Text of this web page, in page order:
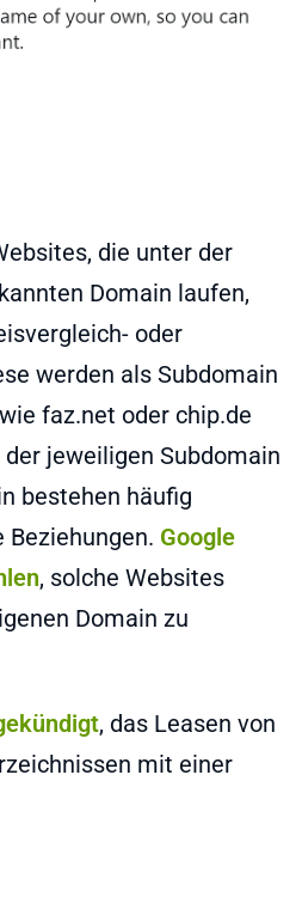
die unter der
Domain laufen,
oder
werden als Subdomain
faz.net oder chip.de
jeweiligen Subdomain
bestehen häufig
Google
, solche Websites
Domain zu
, das Leasen von
mit einer